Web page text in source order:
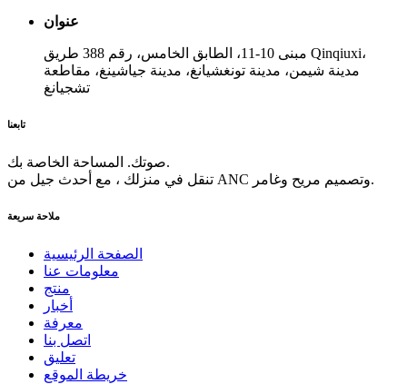
عنوان
مبنى 10-11، الطابق الخامس، رقم 388 طريق Qinqiuxi،
مدينة شيمن، مدينة تونغشيانغ، مدينة جياشينغ، مقاطعة
تشجيانغ
تابعنا
صوتك. المساحة الخاصة بك.
تنقل في منزلك ، مع أحدث جيل من ANC وتصميم مريح وغامر.
ملاحة سريعة
الصفحة الرئيسية
معلومات عنا
منتج
أخبار
معرفة
اتصل بنا
تعليق
خريطة الموقع